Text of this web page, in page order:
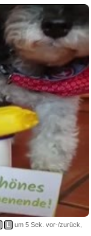
L
um 5 Sek. vor-/zurück,